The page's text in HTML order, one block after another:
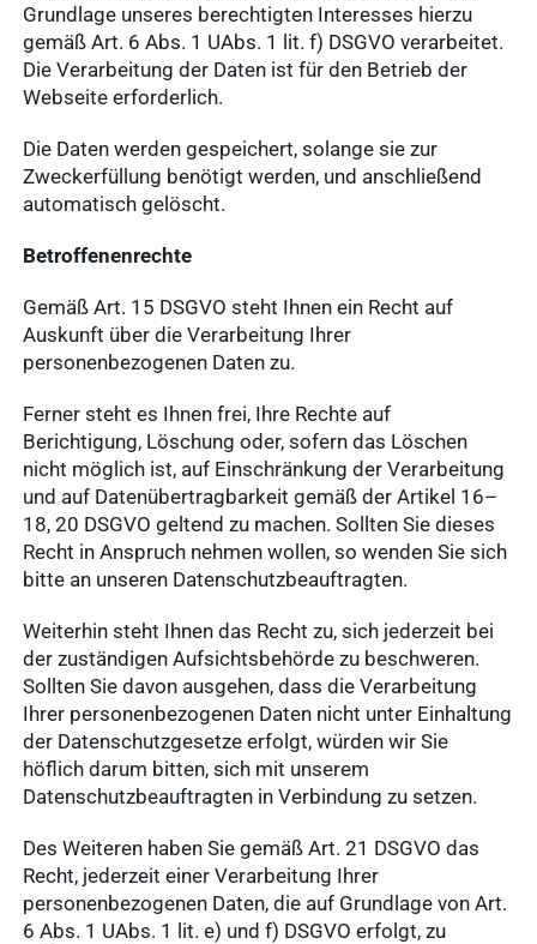
Grundlage unseres berechtigten Interesses hierzu
gemäß Art. 6 Abs. 1 UAbs. 1 lit. f) DSGVO verarbeitet.
Die Verarbeitung der Daten ist für den Betrieb der
Webseite erforderlich.
Die Daten werden gespeichert, solange sie zur
Zweckerfüllung benötigt werden, und anschließend
automatisch gelöscht.
Betroffenenrechte
Gemäß Art. 15 DSGVO steht Ihnen ein Recht auf
Auskunft über die Verarbeitung Ihrer
personenbezogenen Daten zu.
Ferner steht es Ihnen frei, Ihre Rechte auf
Berichtigung, Löschung oder, sofern das Löschen
nicht möglich ist, auf Einschränkung der Verarbeitung
und auf Datenübertragbarkeit gemäß der Artikel 16–
18, 20 DSGVO geltend zu machen. Sollten Sie dieses
Recht in Anspruch nehmen wollen, so wenden Sie sich
bitte an unseren Datenschutzbeauftragten.
Weiterhin steht Ihnen das Recht zu, sich jederzeit bei
der zuständigen Aufsichtsbehörde zu beschweren.
Sollten Sie davon ausgehen, dass die Verarbeitung
Ihrer personenbezogenen Daten nicht unter Einhaltung
der Datenschutzgesetze erfolgt, würden wir Sie
höflich darum bitten, sich mit unserem
Datenschutzbeauftragten in Verbindung zu setzen.
Des Weiteren haben Sie gemäß Art. 21 DSGVO das
Recht, jederzeit einer Verarbeitung Ihrer
personenbezogenen Daten, die auf Grundlage von Art.
6 Abs. 1 UAbs. 1 lit. e) und f) DSGVO erfolgt, zu